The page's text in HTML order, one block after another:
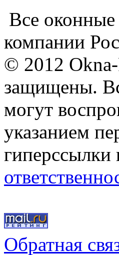
Все оконные
компании
© 2012
защищены.
могут
указанием
Обратная